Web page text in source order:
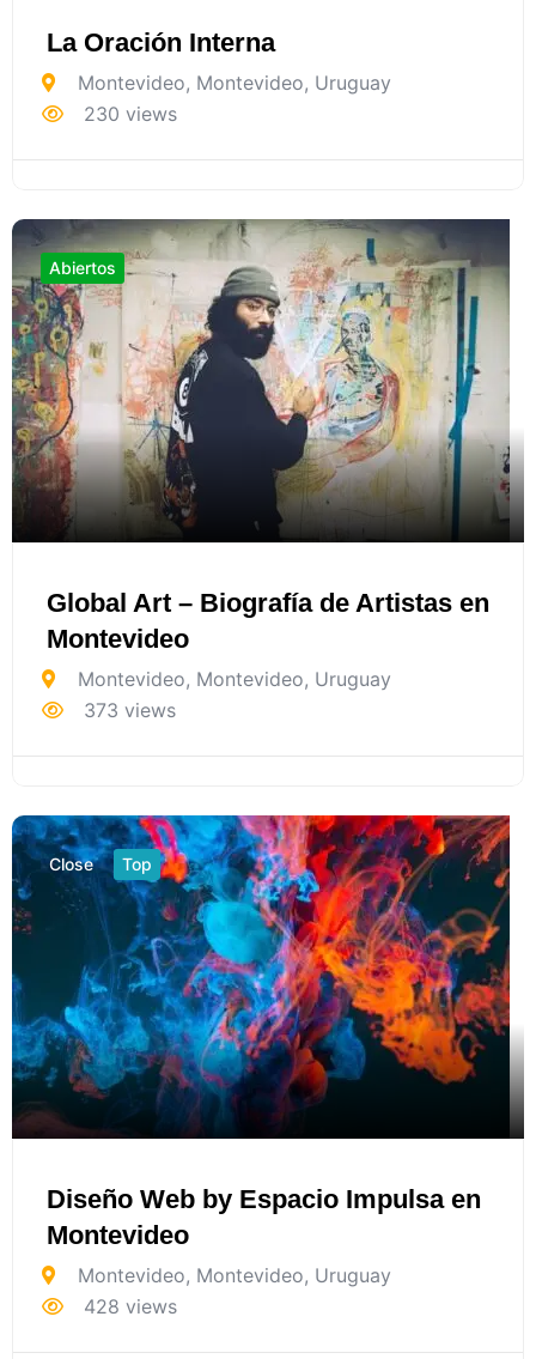
La Oración Interna
Montevideo, Montevideo, Uruguay
230 views
Abiertos
Global Art – Biografía de Artistas en
Montevideo
Montevideo, Montevideo, Uruguay
373 views
Close
Diseño Web by Espacio Impulsa en
Montevideo
Top
Montevideo, Montevideo, Uruguay
428 views